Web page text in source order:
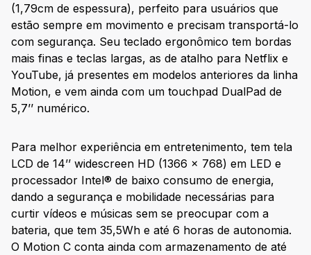
(1,79cm de espessura), perfeito para usuários que
estão sempre em movimento e precisam transportá-lo
com segurança. Seu teclado ergonômico tem bordas
mais finas e teclas largas, as de atalho para Netflix e
YouTube, já presentes em modelos anteriores da linha
Motion, e vem ainda com um touchpad DualPad de
5,7’’ numérico.
Para melhor experiência em entretenimento, tem tela
LCD de 14’’ widescreen HD (1366 x 768) em LED e
processador Intel® de baixo consumo de energia,
dando a segurança e mobilidade necessárias para
curtir vídeos e músicas sem se preocupar com a
bateria, que tem 35,5Wh e até 6 horas de autonomia.
O Motion C conta ainda com armazenamento de até